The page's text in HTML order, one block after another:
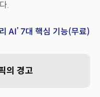
.
AI’ 7대 핵심 기능(무료)
의 경고